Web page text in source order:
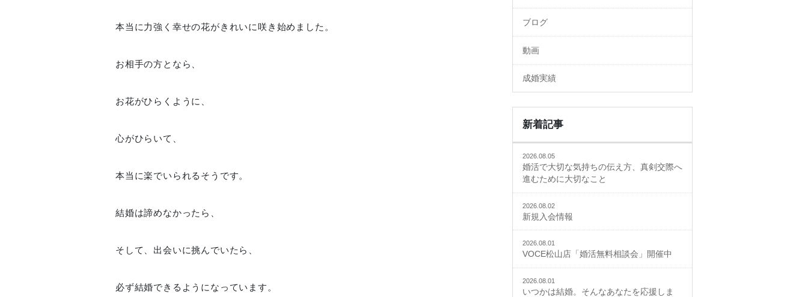
本当に力強く幸せの花がきれいに咲き始めました。
お相手の方となら、
お花がひらくように、
心がひらいて、
本当に楽でいられるそうです。
結婚は諦めなかったら、
そして、出会いに挑んでいたら、
必ず結婚できるようになっています。
ブログ
動画
成婚実績
新着記事
2026.08.05
婚活で大切な気持ちの伝え方、真剣交際へ
進むために大切なこと
2026.08.02
新規入会情報
2026.08.01
VOCE松山店「婚活無料相談会」開催中
2026.08.01
いつかは結婚。そんなあなたを応援しま